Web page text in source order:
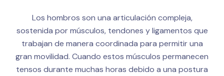
Los hombros son una articulación compleja,
sostenida por músculos, tendones y ligamentos que
trabajan de manera coordinada para permitir una
gran movilidad. Cuando estos músculos permanecen
tensos durante muchas horas debido a una postura